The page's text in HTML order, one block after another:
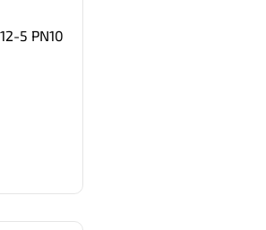
5 PN10